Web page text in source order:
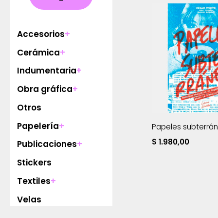
Accesorios+
Cerámica+
Indumentaria+
Obra gráfica+
Otros
Papelería+
Publicaciones+
Stickers
Textiles+
Velas
Papeles
$ 1.980,00